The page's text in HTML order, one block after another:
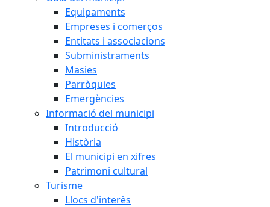
Equipaments
Empreses i comerços
Entitats i associacions
Subministraments
Masies
Parròquies
Emergències
Informació del municipi
Introducció
Història
El municipi en xifres
Patrimoni cultural
Turisme
Llocs d'interès